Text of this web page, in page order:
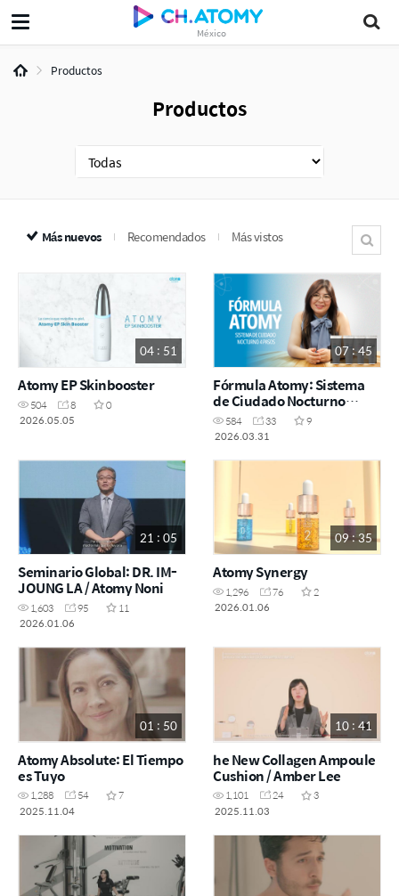
México
Productos
Productos
Más nuevos Recomendados Más vistos
04 : 51
Atomy EP Skinbooster
504 8
0
2026.05.05
07 : 45
Fórmula Atomy: Sistema
de Ciudado Nocturno
pasos
584 33
9
2026.03.31
21 : 05
Seminario Global: DR. IM-
JOUNG LA / Atomy Noni
1,603 95
11
2026.01.06
09 : 35
Atomy Synergy
1,296 76
2
2026.01.06
01 : 50
Atomy Absolute: El Tiempo
es Tuyo
1,288 54
7
2025.11.04
10 : 41
he New Collagen Ampoule
Cushion / Amber Lee
1,101 24
3
2025.11.03